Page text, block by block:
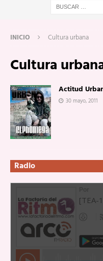
INICIO Cultura urbana
Cultura
Actitud
30 mayo, 2011
Radio